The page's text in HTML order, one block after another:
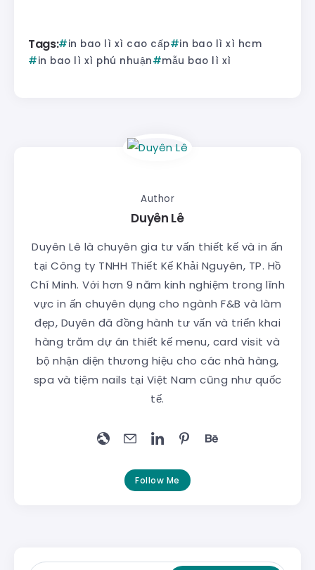
Tags: in bao lì xì cao cấp
in bao lì xì hcm
in bao lì xì phú nhuận
mẫu bao lì xì
Author
Duyên Lê
Duyên Lê là chuyên gia tư vấn thiết kế và in ấn
tại Công ty TNHH Thiết Kế Khải Nguyên, TP. Hồ
Chí Minh. Với hơn 9 năm kinh nghiệm trong lĩnh
vực in ấn chuyên dụng cho ngành F&B và làm
đẹp, Duyên đã đồng hành tư vấn và triển khai
hàng trăm dự án thiết kế menu, card visit và
bộ nhận diện thương hiệu cho các nhà hàng,
spa và tiệm nails tại Việt Nam cũng như quốc
tế.
Follow Me